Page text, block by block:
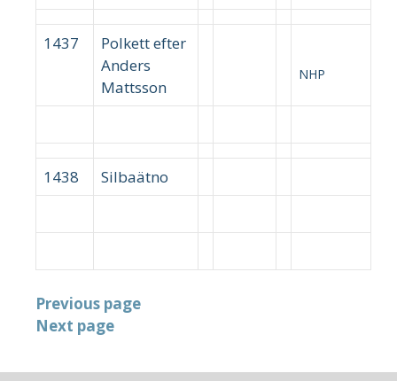
1437
Polkett efter
Anders
Mattsson
NHP
1438 Silbaätno
Previous page
Next page